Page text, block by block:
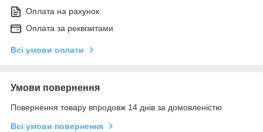
Оплата на рахунок
Оплата за реквізитами
Всі умови оплати
Умови повернення
Повернення товару впродовж 14 днів за домовленістю
Всі умови повернення